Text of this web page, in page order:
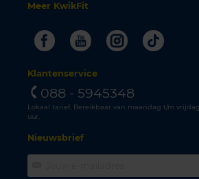
Meer KwikFit
FacebookYoutubeInstagram
Tiktok
Klantenservice
088 - 5945348
Lokaal tarief. Bereikbaar van maandag t/m vrijdag
uur.
Nieuwsbrief